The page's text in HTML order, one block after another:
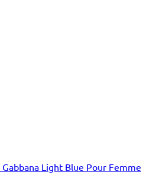
Light Blue Pour Femme